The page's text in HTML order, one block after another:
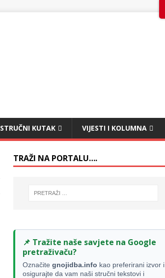
STRUČNI KUTAK VIJESTI I KOLUMNA
TRAŽI NA PORTALU….
📌 Tražite naše savjete na Google
pretraživaču?
Označite gnojidba.info kao preferirani izvor i
osigurajte da vam naši stručni tekstovi i